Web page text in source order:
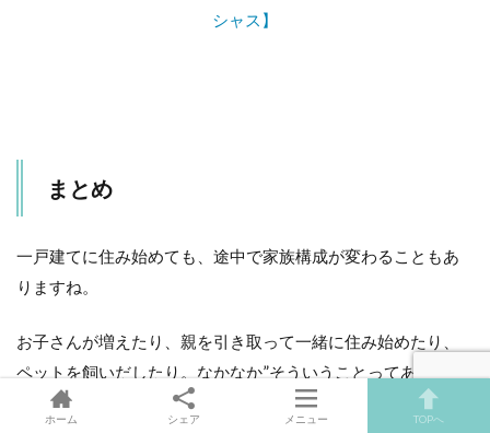
シャス】
まとめ
一戸建てに住み始めても、途中で家族構成が変わることもあ
りますね。
お子さんが増えたり、親を引き取って一緒に住み始めたり、
ペットを飼いだしたり。なかなか”そういうことってあるか
な？ないかな？”って、未来のことまでを予想して、間取りを
ホーム シェア メニュー TOPへ